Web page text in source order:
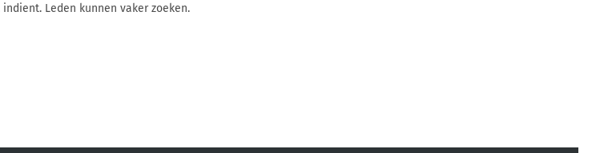
Leden kunnen vaker zoeken.